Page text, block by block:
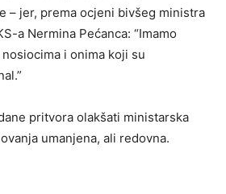
– jer, prema ocjeni bivšeg ministra
a Nermina Pećanca: “Imamo
i onima koji su
pritvora olakšati ministarska
umanjena, ali redovna.